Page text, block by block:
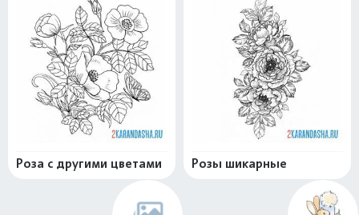
Роза с другими цветами Розы шикарные